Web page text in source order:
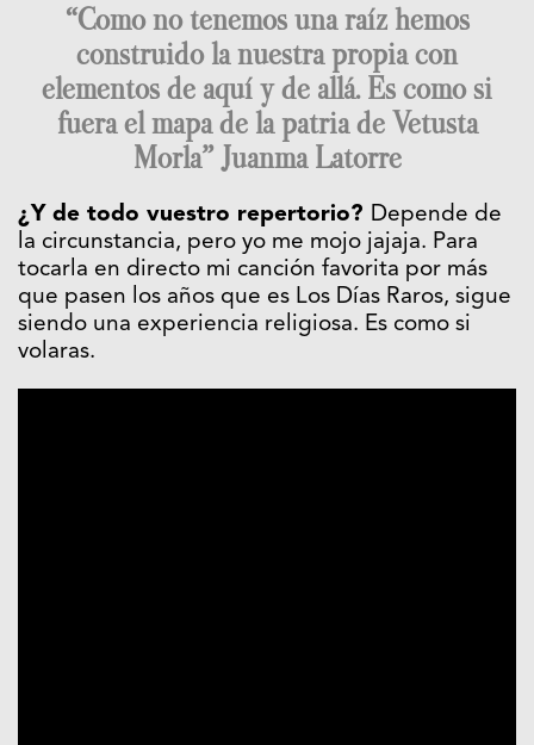
“Como no tenemos una raíz hemos
construido la nuestra propia con
elementos de aquí y de allá. Es como si
fuera el mapa de la patria de Vetusta
Morla” Juanma Latorre
¿Y de todo vuestro repertorio? Depende de
la circunstancia, pero yo me mojo jajaja. Para
tocarla en directo mi canción favorita por más
que pasen los años que es Los Días Raros, sigue
siendo una experiencia religiosa. Es como si
volaras.